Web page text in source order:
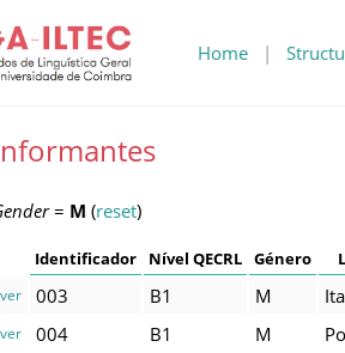
Home |
= M (reset)
Identificador Nível QECRL Género
ver 003 B1 M
ver 004 B1 M